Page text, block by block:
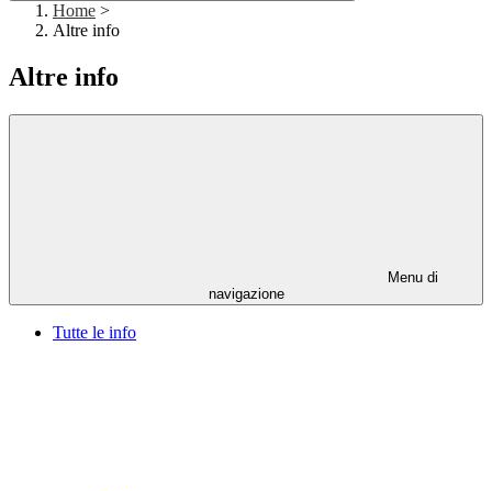
Home >
Altre info
Altre info
Menu di
navigazione
Tutte le info